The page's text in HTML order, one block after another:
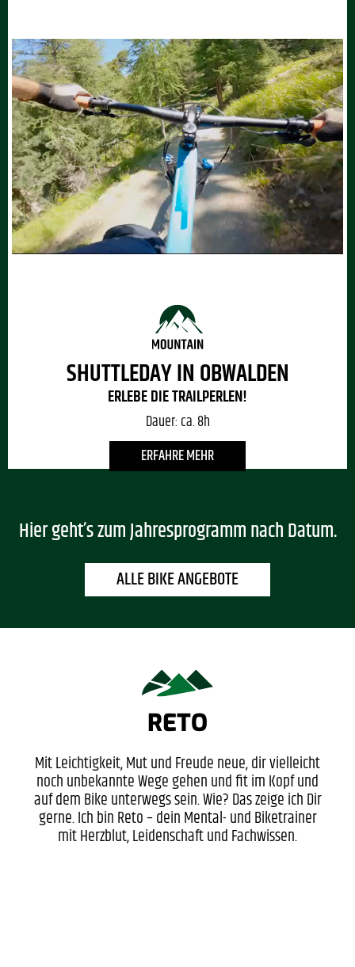
SHUTTLEDAY IN OBWALDEN
ERLEBE DIE TRAILPERLEN!
Dauer: ca. 8h
ERFAHRE MEHR
Hier geht’s zum Jahresprogramm nach Datum.
ALLE BIKE ANGEBOTE
RETO
Mit Leichtigkeit, Mut und Freude neue, dir vielleicht
noch unbekannte Wege gehen und fit im Kopf und
auf dem Bike unterwegs sein. Wie? Das zeige ich Dir
gerne. Ich bin Reto – dein Mental- und Biketrainer
mit Herzblut, Leidenschaft und Fachwissen.